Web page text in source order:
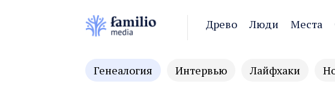
Древо Люди Места
Генеалогия Интервью Лайфхаки